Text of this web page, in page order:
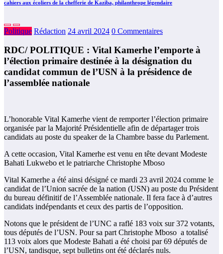
cahiers aux écoliers de la chefferie de Kaziba, philanthrope légendaire
Politique Rédaction 24 avril 2024 0 Commentaires
RDC/ POLITIQUE : Vital Kamerhe l’emporte à
l’élection primaire destinée à la désignation du
candidat commun de l’USN à la présidence de
l’assemblée nationale
L’honorable Vital Kamerhe vient de remporter l’élection primaire
organisée par la Majorité Présidentielle afin de départager trois
candidats au poste du speaker de la Chambre basse du Parlement.
A cette occasion, Vital Kamerhe est venu en tête devant Modeste
Bahati Lukwebo et le patriarche Christophe Mboso
Vital Kamerhe a été ainsi désigné ce mardi 23 avril 2024 comme le
candidat de l’Union sacrée de la nation (USN) au poste du Président
du bureau définitif de l’Assemblée nationale. Il fera face à d’autres
candidats indépendants et ceux des partis de l’opposition.
Notons que le président de l’UNC a raflé 183 voix sur 372 votants,
tous députés de l’USN. Pour sa part Christophe Mboso a totalisé
113 voix alors que Modeste Bahati a été choisi par 69 députés de
l’USN, tandisque, sept bulletins ont été déclarés nuls.